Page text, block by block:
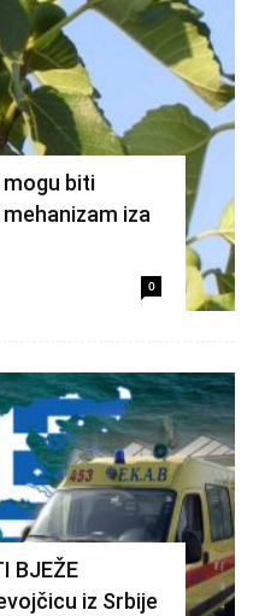
biti
iza
0
BJEŽE
iz Srbije